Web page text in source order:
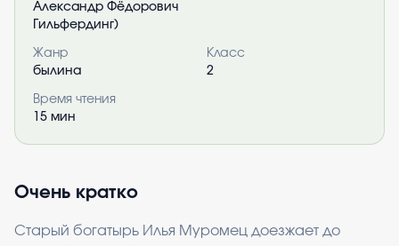
Александр Фёдорович
Гильфердинг)
Жанр
былина
Класс
2
Время чтения
15 мин
Очень кратко
Старый богатырь Илья Муромец доезжает до